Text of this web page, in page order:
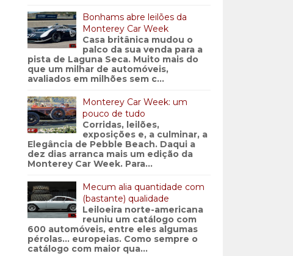
Bonhams abre leilões da
Monterey Car Week
Casa britânica mudou o
palco da sua venda para a
pista de Laguna Seca. Muito mais do
que um milhar de automóveis,
avaliados em milhões sem c...
Monterey Car Week: um
pouco de tudo
Corridas, leilões,
exposições e, a culminar, a
Elegância de Pebble Beach. Daqui a
dez dias arranca mais um edição da
Monterey Car Week. Para...
Mecum alia quantidade com
(bastante) qualidade
Leiloeira norte-americana
reuniu um catálogo com
600 automóveis, entre eles algumas
pérolas… europeias. Como sempre o
catálogo com maior qua...